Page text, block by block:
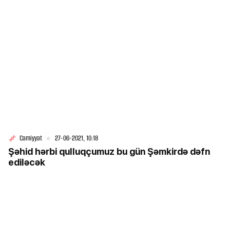
Cəmiyyət 27-06-2021, 10:18
Şəhid hərbi qulluqçumuz bu gün Şəmkirdə dəfn
ediləcək